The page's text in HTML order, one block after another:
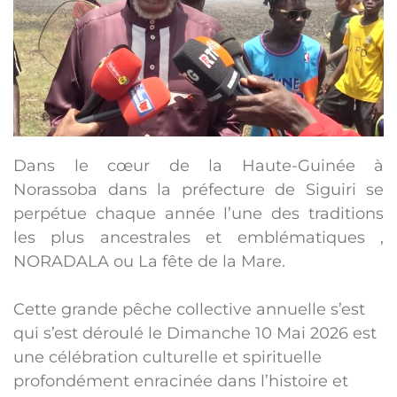
Dans le cœur de la Haute-Guinée à
Norassoba dans la préfecture de Siguiri se
perpétue chaque année l’une des traditions
les plus ancestrales et emblématiques ,
NORADALA ou La fête de la Mare.
Cette grande pêche collective annuelle s’est
qui s’est déroulé le Dimanche 10 Mai 2026 est
une célébration culturelle et spirituelle
profondément enracinée dans l’histoire et